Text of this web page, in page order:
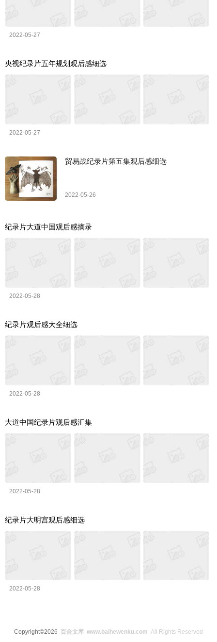
2022-05-27
央视纪录片五年规划观后感细选
2022-05-27
贸易战纪录片第五集观后感细选
2022-05-26
纪录片大道中国观后感摘录
2022-05-28
纪录片观后感大全细选
2022-05-28
大道中国纪录片观后感汇集
2022-05-28
纪录片大明宫观后感细选
2022-05-28
Copyright©2026 百合文库 www.baihewenku.com All Rights Reserved